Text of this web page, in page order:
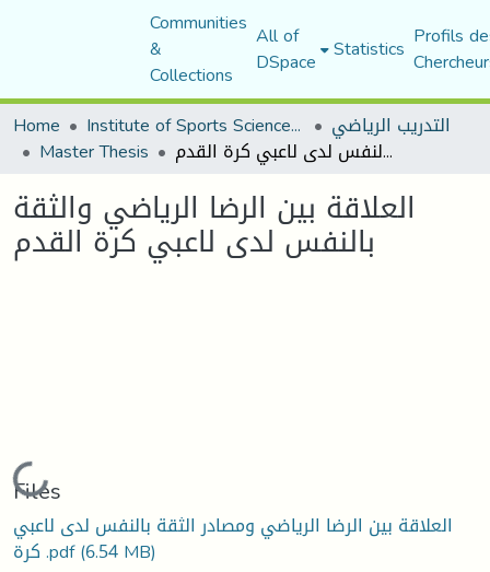
Communities
&
Collections
All of
DSpace Statistics Profils
Home
Institute of Sports Sciences and Techniques التدريب الرياضي
Master Thesis العلاقة بين الرضا الرياضي والثقة بالنفس لدى لاعبي كرة القدم
العلاقة بين الرضا الرياضي والثقة
بالنفس لدى لاعبي كرة القدم
Loading...
Files
العلاقة بين الرضا الرياضي ومصادر الثقة بالنفس لدى لاعبي
كرة .pdf(6.54 MB)